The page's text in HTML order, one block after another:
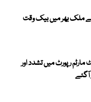
کا 16 اگست سے ملک بھر میں بیک وقت
رپورٹ میں تشدد اور
آگئے